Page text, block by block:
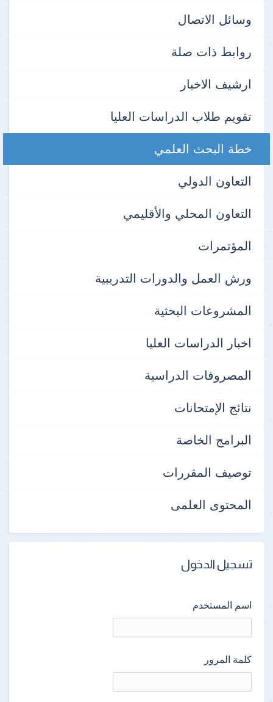
وسائل الاتصال
روابط ذات صلة
ارشيف الاخبار
تقويم طلاب الدراسات العليا
خطة البحث العلمي
التعاون الدولي
التعاون المحلي والأقليمي
المؤتمرات
ورش العمل والدورات التدريبية
المشروعات البحثية
اخبار الدراسات العليا
المصروفات الدراسية
نتائج الإمتحانات
البرامج الخاصة
توصيف المقررات
المحتوى العلمى
تسجيل الدخول
اسم المستخدم
كلمة المرور